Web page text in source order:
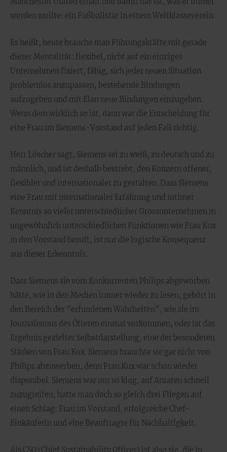
werden wollte: ein Fußballstar in einem Weltklasseverein.
Es heißt, heute brauche man Führungskräfte mit gerade
dieser Mentalität: flexibel, nicht auf ein einziges
Unternehmen fixiert, fähig, sich jeder neuen Situation
problemlos anzupassen, bestehende Bindungen
aufzugeben und mit Elan neue Bindungen einzugehen.
Wenn dem wirklich so ist, dann war die Entscheidung für
eine Frau im Siemens-Vorstand auf jeden Fall richtig.
Herr Löscher sagt, Siemens sei zu weiß, zu deutsch und zu
männlich, und ist deshalb bestrebt, den Konzern offener,
flexibler und internationaler zu gestalten. Dass Siemens
eine Frau mit internationaler Erfahrung und intimer
Kenntnis so vieler unterschiedlicher Grossunternehmen in
ungewöhnlich unterschiedlichen Funktionen wie Frau Kux
in den Vorstand beruft, ist nur die logische Konsequenz
aus dieser Erkenntnis.
Dass Siemens sie vom Konkurrenten Philips abgeworben
hätte, wie in den Medien immer wieder zu lesen, gehört in
den Bereich der "erfundenen Wahrheiten", wie sie im
Journalismus des Öfteren einmal vorkommen, oder ist das
Ergebnis gezielter Selbstdarstellung, eine der besonderen
Stärken von Frau Kux. Siemens brauchte sie gar nicht von
Philips abzuwerben, denn Frau Kux war schon wieder
disponibel. Siemens war nur so klug, auf Anraten schnell
zuzugreifen, hatte man doch so gleich drei Fliegen auf
einen Schlag: Frau im Vorstand, erfolgreiche Chef-
Einkäuferin und eine Beauftragte für Nachhaltigkeit.
Als CSO (Chief Sustainability Officer) ist also sie, die in